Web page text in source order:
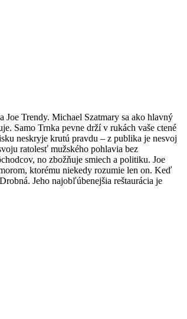
Joe Trendy. Michael Szatmary sa ako hlavný
Samo Trnka pevne drží v rukách vaše ctené
neskryje krutú pravdu – z publika je nesvoj
ratolesť mužského pohlavia bez
no zbožňuje smiech a politiku. Joe
ktorému niekedy rozumie len on. Keď
Jeho najobľúbenejšia reštaurácia je